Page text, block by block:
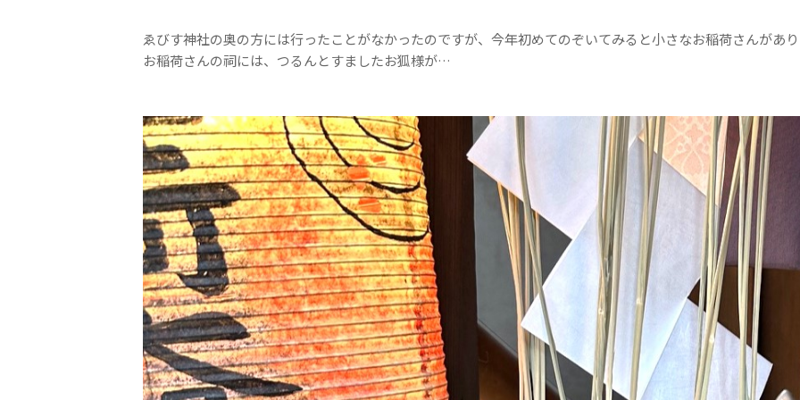
ゑびす神社の奥の方には行ったことがなかったのですが、今年初めてのぞいてみると小さなお稲荷さんがあ
お稲荷さんの祠には、つるんとすましたお狐様が…